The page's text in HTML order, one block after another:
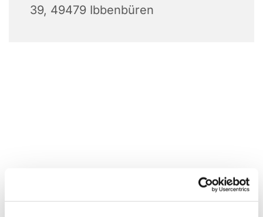
39, 49479 Ibbenbüren